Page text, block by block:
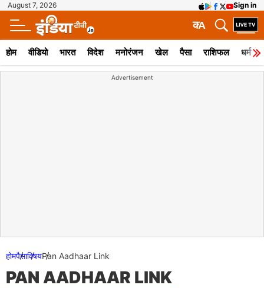
August 7, 2026 Sign in
A
क
होम वीडियो भारत विदेश मनोरंजन खेल पैसा राशिफल धर्म
Advertisement
होमपैसाविषयPan Aadhaar Link
PAN AADHAAR LINK